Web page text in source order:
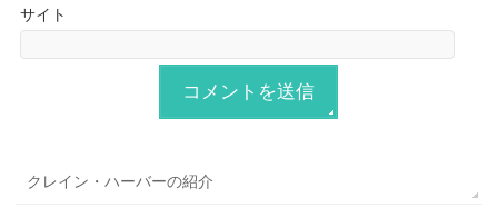
サイト
クレイン・ハーバーの紹介